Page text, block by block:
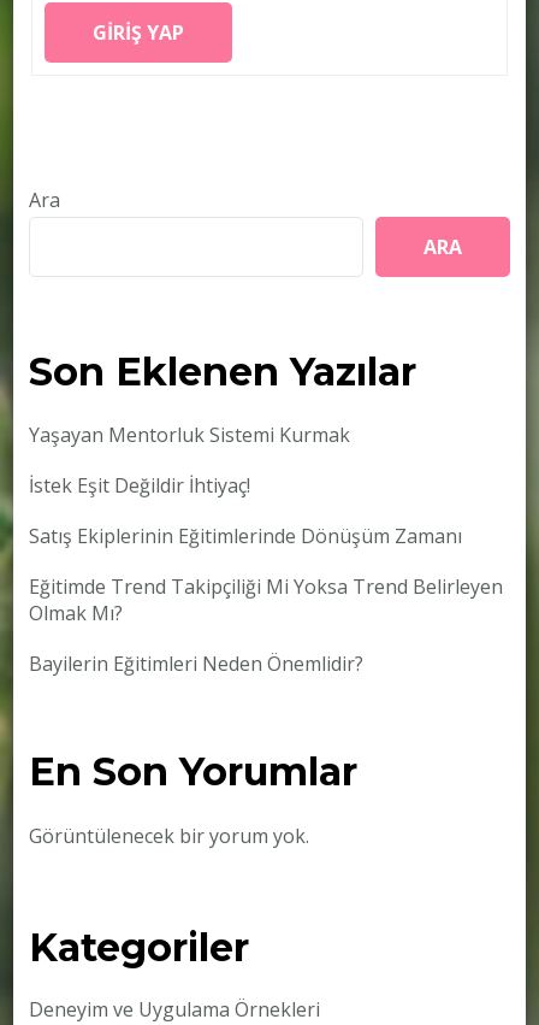
GIRIŞ YAP
Ara
ARA
Son Eklenen Yazılar
Yaşayan Mentorluk Sistemi Kurmak
İstek Eşit Değildir İhtiyaç!
Satış Ekiplerinin Eğitimlerinde Dönüşüm Zamanı
Eğitimde Trend Takipçiliği Mi Yoksa Trend Belirleyen
Olmak Mı?
Bayilerin Eğitimleri Neden Önemlidir?
En Son Yorumlar
Görüntülenecek bir yorum yok.
Kategoriler
Deneyim ve Uygulama Örnekleri